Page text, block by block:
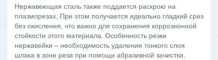
Нержавеющая сталь также поддается раскрою на
плазморезах. При этом получается идеально гладкий срез
без окисления, что важно для сохранения коррозионной
стойкости этого материала. Особенность резки
нержавейки – необходимость удаления тонкого слоя
шлака в зоне реза при помощи абразивной зачистки.